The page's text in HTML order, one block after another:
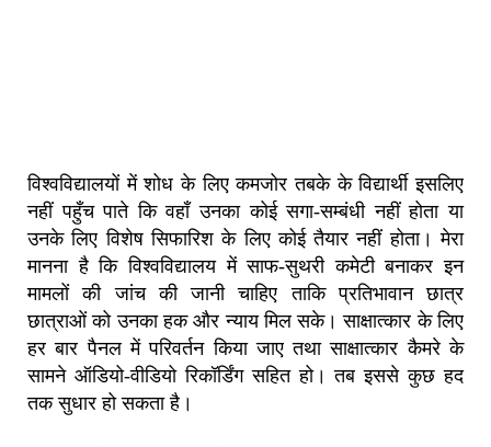
विश्वविद्यालयों में शोध के लिए कमजोर तबके के विद्यार्थी इसलिए
नहीं पहुँच पाते कि वहाँ उनका कोई सगा-सम्बंधी नहीं होता या
उनके लिए विशेष सिफारिश के लिए कोई तैयार नहीं होता। मेरा
मानना है कि विश्वविद्यालय में साफ-सुथरी कमेटी बनाकर इन
मामलों की जांच की जानी चाहिए ताकि प्रतिभावान छात्र
छात्राओं को उनका हक और न्याय मिल सके। साक्षात्कार के लिए
हर बार पैनल में परिवर्तन किया जाए तथा साक्षात्कार कैमरे के
सामने ऑडियो-वीडियो रिकॉर्डिंग सहित हो। तब इससे कुछ हद
तक सुधार हो सकता है।